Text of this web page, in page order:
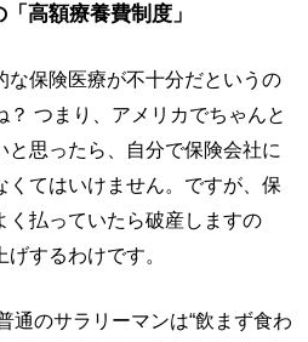
高額療養費制度」
な保険医療が不十分だというの
つまり、アメリカでちゃんと
と思ったら、自分で保険会社に
くてはいけません。ですが、保
く払っていたら破産しますの
するわけです。
通のサラリーマンは“飲まず食わ